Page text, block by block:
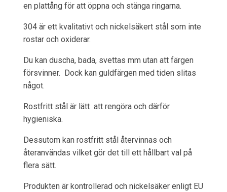
en plattång för att öppna och stänga ringarna.
304 är ett kvalitativt och nickelsäkert stål som inte
rostar och oxiderar.
Du kan duscha, bada, svettas mm utan att färgen
försvinner. Dock kan guldfärgen med tiden slitas
något.
Rostfritt stål är lätt att rengöra och därför
hygieniska.
Dessutom kan rostfritt stål återvinnas och
återanvändas vilket gör det till ett hållbart val på
flera sätt.
Produkten är kontrollerad och nickelsäker enligt EU